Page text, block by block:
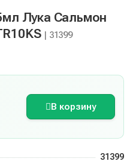
Лука Сальмон
| 31399
В корзину
31399